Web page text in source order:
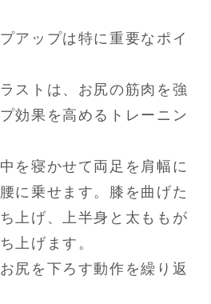
アップは特に重要なポイ
ストは、お尻の筋肉を強
効果を高めるトレーニン
を寝かせて両足を肩幅に
に乗せます。膝を曲げた
上げ、上半身と太ももが
上げます。
尻を下ろす動作を繰り返